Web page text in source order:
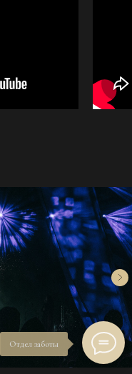
Отдел заботы